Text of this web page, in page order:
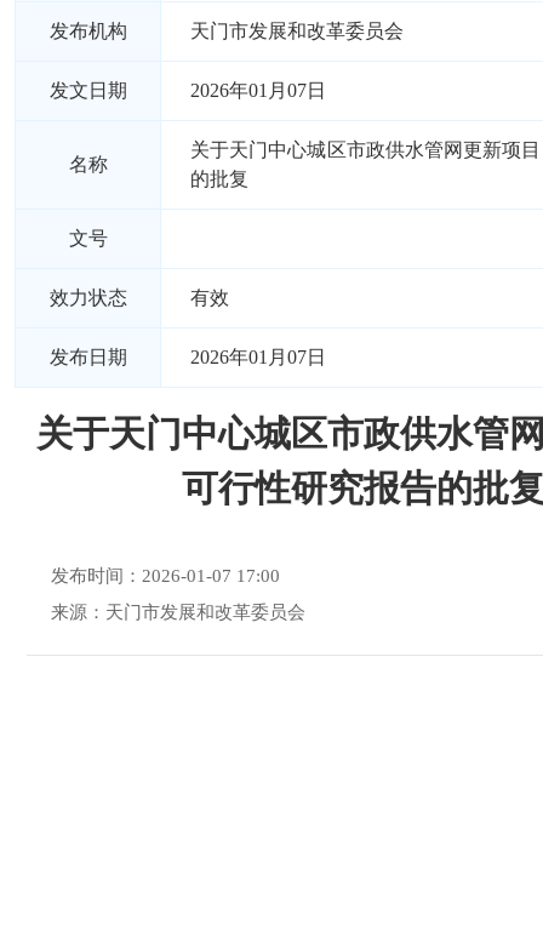
发布机构 天门市发展和改革委员会
发文日期 2026年01月07日
名称
关于天门中心城区市政供水管网更新项
的批复
文号
效力状态 有效
发布日期 2026年01月07日
关于天门中心城区市政供水管
可行性研究报告的批
发布时间：2026-01-07 17:00
来源：天门市发展和改革委员会